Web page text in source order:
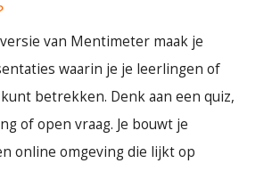
van Mentimeter maak je
waarin je je leerlingen of
betrekken. Denk aan een quiz,
of open vraag. Je bouwt je
online omgeving die lijkt op